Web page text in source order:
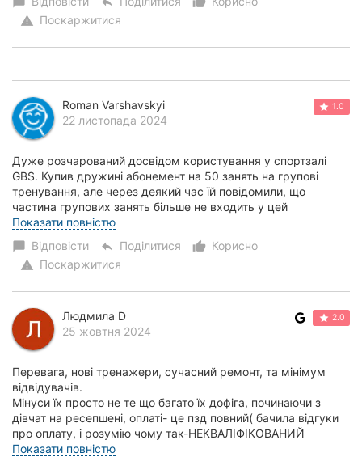
warning Поскаржитися
Roman Varshavskyi
22 листопада 2024
1.0
Дуже розчарований досвідом користування у спортзалі
GBS. Купив дружині абонемент на 50 занять на групові
тренування, але через деякий час їй повідомили, що
частина групових занять більше не входить у цей
абонемент. Це абсолютно неприйнятно, оскільки...
Показати повністю
chat_bubble Відповісти reply Поділитися thumb_up_alt
Корисно
warning Поскаржитися
Людмила D
25 жовтня 2024
2.0
Перевага, нові тренажери, сучасний ремонт, та мінімум
відвідувачів.
Мінуси їх просто не те що багато їх дофіга, починаючи з
дівчат на ресепшені, оплаті- це пзд повний( бачила відгуки
про оплату, і розумію чому так-НЕКВАЛІФІКОВАНИЙ
персонал!), перший...
Показати повністю